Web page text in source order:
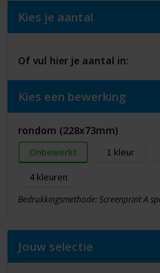
Kies je aantal
Of vul hier je aantal in:
Kies een bewerking
rondom (228x73mm)
Onbewerkt 1
4
Bedrukkingsmethode: Screenprint A
Jouw selectie